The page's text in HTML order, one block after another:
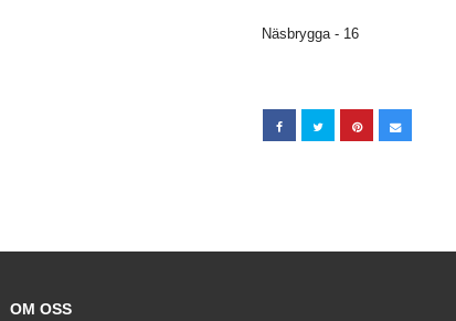
Näsbrygga - 16
OM OSS